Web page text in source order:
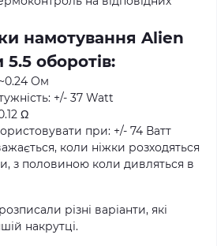
намотування Alien
5.5 оборотів:
Ом
+/- 37 Watt
Ω
при: +/- 74 Ватт
коли ніжки розходяться
з половиною коли дивляться в
різні варіанти, які
накрутці.